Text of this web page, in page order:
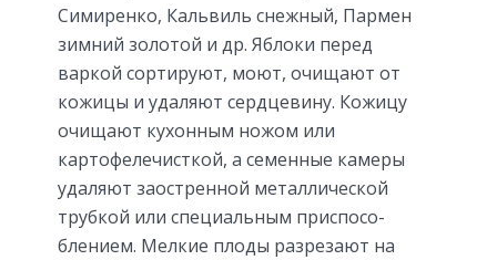
Симиренко, Кальвиль снежный, Пармен
зимний золотой и др. Яблоки перед
варкой сортируют, моют, очищают от
кожицы и удаляют сердцевину. Кожицу
очищают кухонным ножом или
картофелечисткой, а семенные камеры
удаляют заостренной металлической
трубкой или специальным приспосо­
блением. Мелкие плоды разрезают на